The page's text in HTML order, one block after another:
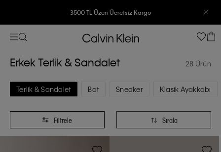
7500 TL Ve Üzeri Alışverişlerinizde 6 Taksit İmkanı
Erkek Terlik & Sandalet 28 Ürün
Bot Sneaker
Terlik & Sandalet Klasik Ayakkabı
Filtrele Sırala